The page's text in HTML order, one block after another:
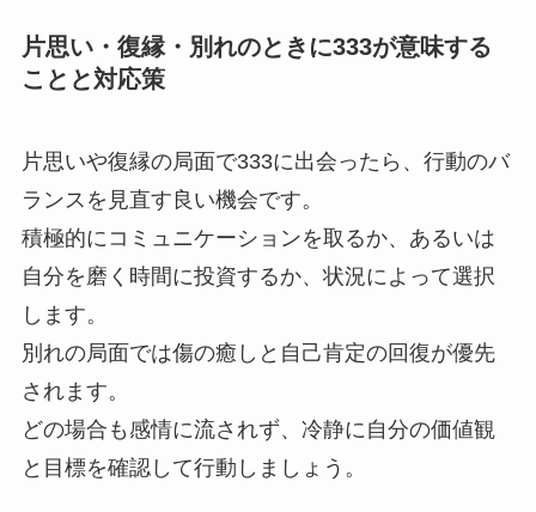
片思い・復縁・別れのときに333が意味する
ことと対応策
片思いや復縁の局面で333に出会ったら、行動のバ
ランスを見直す良い機会です。
積極的にコミュニケーションを取るか、あるいは
自分を磨く時間に投資するか、状況によって選択
します。
別れの局面では傷の癒しと自己肯定の回復が優先
されます。
どの場合も感情に流されず、冷静に自分の価値観
と目標を確認して行動しましょう。